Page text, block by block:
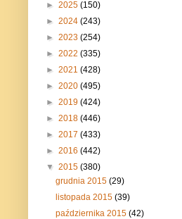
► 2025 (150)
► 2024 (243)
► 2023 (254)
► 2022 (335)
► 2021 (428)
► 2020 (495)
► 2019 (424)
► 2018 (446)
► 2017 (433)
► 2016 (442)
▼ 2015 (380)
grudnia 2015(29)
listopada 2015(39)
października 2015(42)